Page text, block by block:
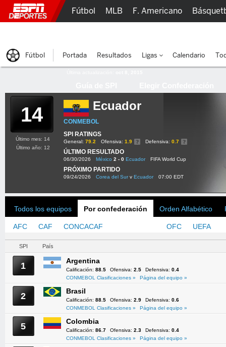
14 Ecuador
CONMEBOL
SPI RATINGS
General: 79.2 Ofensiva: 1.9 Defensiva: 0.7
ÚLTIMO RESULTADO
06/30/2026 México 2 - 0 Ecuador FIFA World Cup
PRÓXIMO PARTIDO
09/24/2026 Corea del Surv Ecuador 07:00 EDT
Último mes: 14
Último año: 12
Todos los equipos Por confederación Orden Alfabético
AFC CAF CONCACAF OFC UEFA
SPI País
1 Argentina
Calificación: 88.5 Ofensiva: 2.5 Defensiva: 0.4
CONMEBOL Clasificaciones »
Página del equipo »
2 Brasil
Calificación: 88.5 Ofensiva: 2.9 Defensiva: 0.6
CONMEBOL Clasificaciones »
Página del equipo »
5 Colombia
Calificación: 86.7 Ofensiva: 2.3 Defensiva: 0.4
CONMEBOL Clasificaciones »
Página del equipo »
Fútbol MLB F. Americano
Fútbol Portada Resultados Ligas Calendario